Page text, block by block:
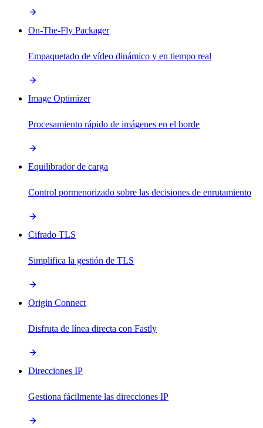
On-The-Fly Packager
Empaquetado de vídeo dinámico y en tiempo real
Image Optimizer
Procesamiento rápido de imágenes en el borde
Equilibrador de carga
Control pormenorizado sobre las decisiones de enrutamiento
Cifrado TLS
Simplifica la gestión de TLS
Origin Connect
Disfruta de línea directa con Fastly
Direcciones IP
Gestiona fácilmente las direcciones IP